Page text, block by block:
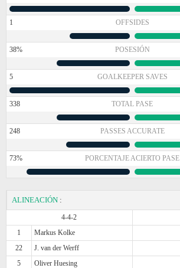
1 OFFSIDES
38% POSESIÓN
5 GOALKEEPER SAVES
338 TOTAL PASE
248 PASSES ACCURATE
73% PORCENTAJE ACIERTO PASE
ALINEACIÓN :
4-4-2
1
Markus Kolke
22
J. van der Werff
5
Oliver Huesing